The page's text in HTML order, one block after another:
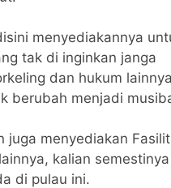
menyediakannya
tak di inginkan janga
dan hukum lainnya
berubah menjadi
juga menyediakan
kalian semestinya
di pulau ini.